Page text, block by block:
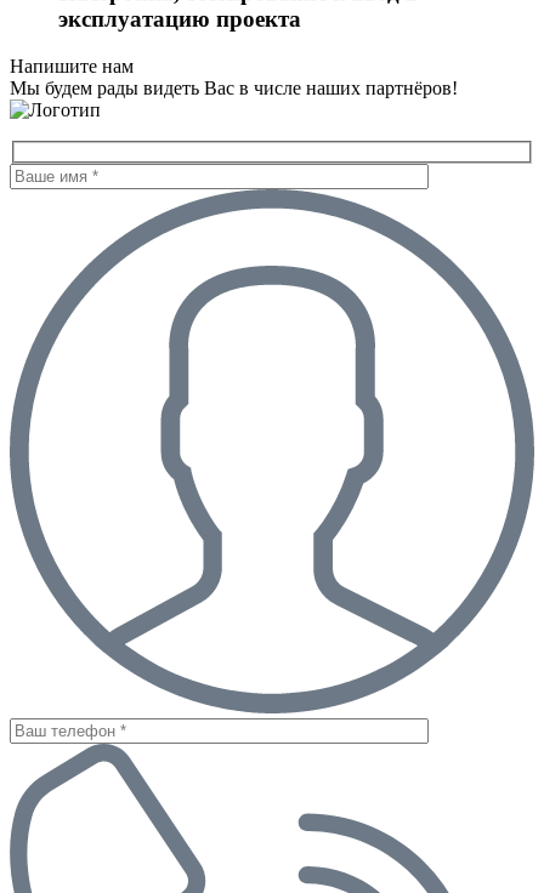
эксплуатацию проекта
Напишите нам
Мы будем рады видеть Вас в числе наших партнёров!